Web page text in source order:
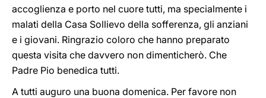
accoglienza e porto nel cuore tutti, ma specialmente i
malati della Casa Sollievo della sofferenza, gli anziani
e i giovani. Ringrazio coloro che hanno preparato
questa visita che davvero non dimenticherò. Che
Padre Pio benedica tutti.
A tutti auguro una buona domenica. Per favore non